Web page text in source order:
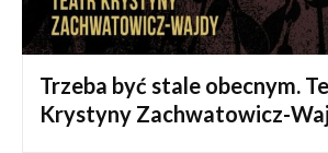
Trzeba być stale obecnym.
Krystyny Zachwatowicz-